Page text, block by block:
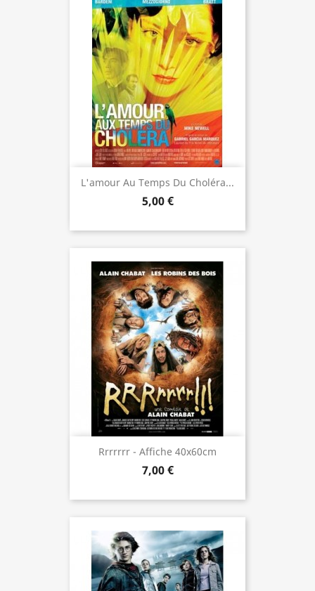
L'amour Au Temps Du Choléra...
5,00 €
Rrrrrrr - Affiche 40x60cm
7,00 €